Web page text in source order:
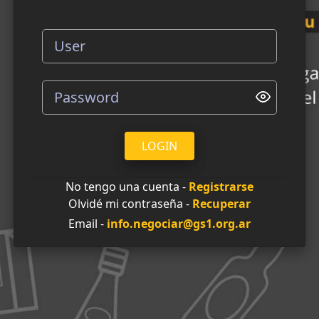
LOGIN
No tengo una cuenta - Registrarse
Olvidé mi contraseña - Recuperar
Email - info.negociar@gs1.org.ar